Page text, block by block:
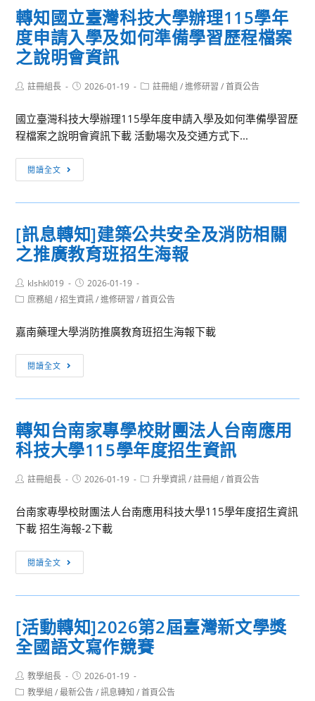
點
運
動
目
優
學
生
招
生
考
試
訊
學
校
財
團
法
文
藻
學
行
「115
年
度
藻
外
翻
譯
系
特
與
書
備
線
說
明
資
訊
轉知國立臺灣科技大學辦理115學年
度申請入學及如何準備學習歷程檔案
之說明會資訊
Post註冊組長
Post2026-01-19
Post註冊組 / 進修研習 / 首頁公告
國立臺灣科技大學辦理115學年度申請入學及如何準備學習歷
程檔案之說明會資訊下載 活動場次及交通方式下...
閱讀全文
知
國
臺
灣
技
大
辦
理
年
度
申
請
及
如
準
備
歷
程
檔
案
之
[訊息轉知]建築公共安全及消防相關
之推廣教育班招生海報
Post
author:
klshkl019
Post
published:
2026-01-19
Post庶務組 / 招生資訊 / 進修研習 / 首頁公告
嘉南藥理大學消防推廣教育班招生海報下載
閱讀全文
息
轉
建
築
共
全
及
消
關
推
廣
育
轉知台南家專學校財團法人台南應用
科技大學115學年度招生資訊
Post註冊組長
Post2026-01-19
Post升學資訊 / 註冊組 / 首頁公告
台南家專學校財團法人台南應用科技大學115學年度招生資訊
下載 招生海報-2下載
閱讀全文
知
台
家
專
校
財
[活動轉知]2026第2屆臺灣新文學獎
全國語文寫作競賽
Post
author:
教學組長
Post
published:
2026-01-19
Post教學組 / 最新公告 / 訊息轉知 / 首頁公告